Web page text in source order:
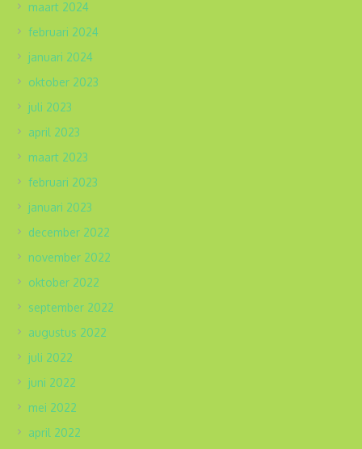
maart 2024
februari 2024
januari 2024
oktober 2023
juli 2023
april 2023
maart 2023
februari 2023
januari 2023
december 2022
november 2022
oktober 2022
september 2022
augustus 2022
juli 2022
juni 2022
mei 2022
april 2022